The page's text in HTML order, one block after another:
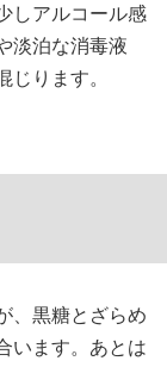
しアルコール感
淡泊な消毒液
ります。
、黒糖とざらめ
います。あとは